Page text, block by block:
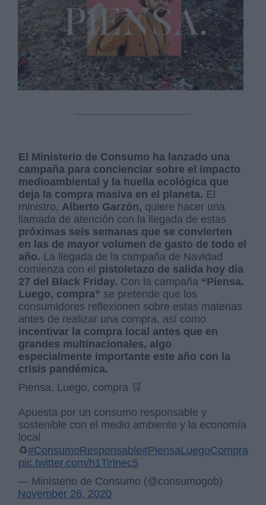
El Ministerio de Consumo ha lanzado una
campaña para concienciar sobre el impacto
medioambiental y la huella ecológica que
deja la compra masiva en el planeta. El
ministro, Alberto Garzón, quiere hacer una
llamada de atención con la llegada de estas
próximas seis semanas que se convierten
en las de mayor volumen de gasto de todo el
año. La llegada de la campaña de Navidad
comienza con el pistoletazo de salida hoy día
27 del Black Friday. Con la campaña “Piensa.
Luego, compra” se pretende que los
consumidores reflexionen sobre estas materias
antes de realizar una compra, así como
incentivar la compra local antes que en
grandes multinacionales, algo
especialmente importante este año con la
crisis pandémica.
Piensa. Luego, compra 🛒
Apuesta por un consumo responsable y
sostenible con el medio ambiente y la economía
local
♻️#ConsumoResponsable#PiensaLuegoCompra
pic.twitter.com/h1Tirlnec5
— Ministerio de Consumo (@consumogob)
November 26, 2020